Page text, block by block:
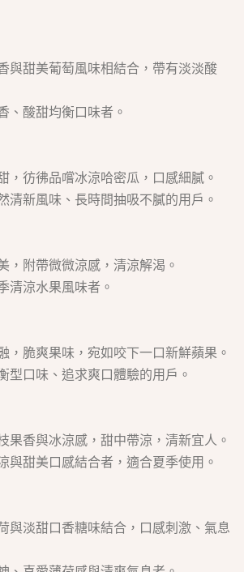
與甜美葡萄風味相結合，帶有淡淡酸
、酸甜均衡口味者。
，彷彿品嚐冰涼哈密瓜，口感細膩。
清新風味、長時間抽吸不膩的用戶。
，附帶微微涼感，清涼解渴。
清涼水果風味者。
，脆爽果味，宛如咬下一口新鮮蘋果。
型口味、追求爽口體驗的用戶。
果香與冰涼感，甜中帶涼，清新宜人。
與甜美口感結合者，適合夏季使用。
與淡甜口香糖味結合，口感刺激、氣息